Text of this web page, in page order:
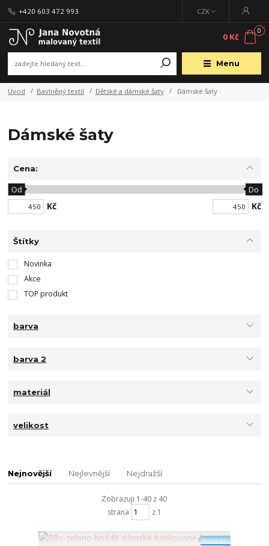
Menu
CZK
+420 603 472 993
0
0 Kč
Úvod Bavlněný textil Dětské a dámské šaty Dámské šaty
Dámské šaty
Cena:
Kč
Od Do
Kč
Štítky
Novinka
Akce
TOP produkt
barva
barva 2
materiál
velikost
Nejnovější Nejlevnější Nejdražší
Zobrazuji 1-40 z 40
strana
z 1
Novinka